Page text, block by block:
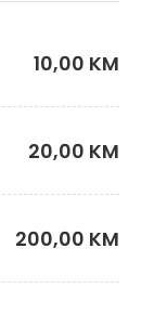
10,00 KM
20,00 KM
200,00 KM